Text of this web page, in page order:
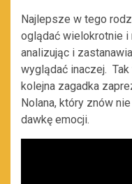
Najlepsze w tego
oglądać wielokrotnie i
analizując i
wyglądać inaczej. Tak
kolejna zagadka
Nolana, który znów
dawkę emocji.